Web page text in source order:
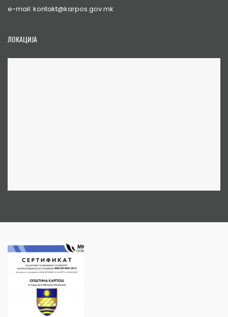
e-mail: kontakt@karpos.gov.mk
ЛОКАЦИЈА